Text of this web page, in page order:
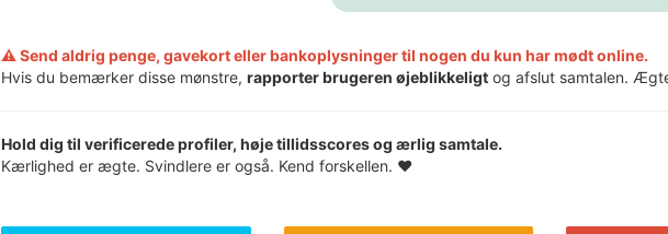
⚠️ Send aldrig penge, gavekort eller bankoplysninger til nogen du kun har mødt online.
Hvis du bemærker disse mønstre, rapporter brugeren øjeblikkeligt og afslut samtalen.
Hold dig til verificerede profiler, høje tillidsscores og ærlig samtale.
Kærlighed er ægte. Svindlere er også. Kend forskellen. ❤️